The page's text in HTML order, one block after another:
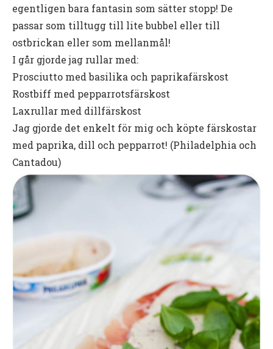
egentligen bara fantasin som sätter stopp! De
passar som tilltugg till lite bubbel eller till
ostbrickan eller som mellanmål!
I går gjorde jag rullar med:
Prosciutto med basilika och paprikafärskost
Rostbiff med pepparrotsfärskost
Laxrullar med dillfärskost
Jag gjorde det enkelt för mig och köpte färskostar
med paprika, dill och pepparrot! (Philadelphia och
Cantadou)